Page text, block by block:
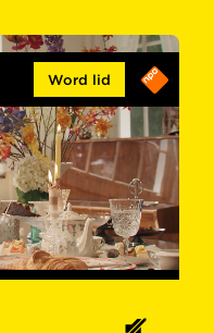
Word lid
01:37